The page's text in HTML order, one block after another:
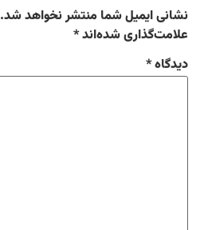
نشانی ایمیل شما منتشر نخواهد شد.
علامت‌گذاری شده‌اند*
دیدگاه*